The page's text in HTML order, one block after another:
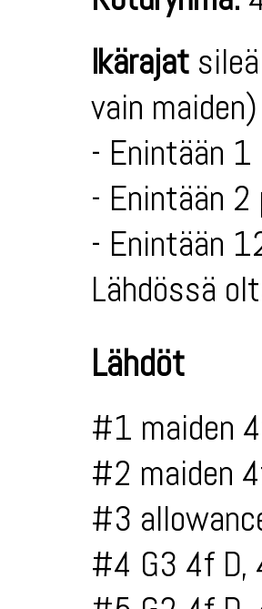
Ikärajat
vain maiden)
- Enintään
- Enintään
- Enintään
Lähdössä
Lähdöt
#1 maiden
#2 maiden
#3
#4 G3 4f